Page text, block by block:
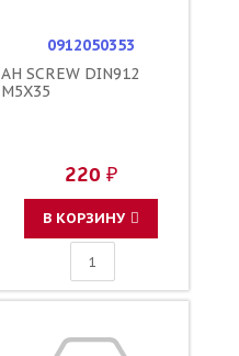
0912050353
AH SCREW DIN912
M5X35
220 ₽
В КОРЗИНУ